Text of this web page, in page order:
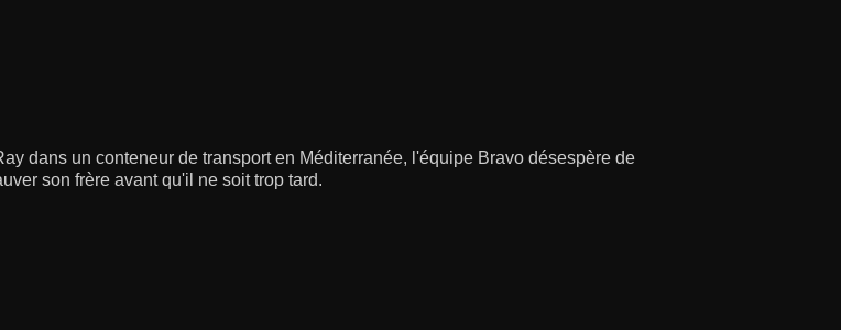
dans un conteneur de transport en Méditerranée, l'équipe Bravo désespère de
son frère avant qu'il ne soit trop tard.